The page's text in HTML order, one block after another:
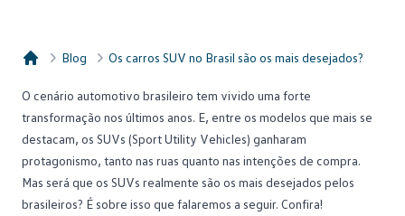
Blog Os carros SUV no Brasil são os mais desejados?
O cenário automotivo brasileiro tem vivido uma forte
transformação nos últimos anos. E, entre os modelos que mais se
destacam, os SUVs (Sport Utility Vehicles) ganharam
protagonismo, tanto nas ruas quanto nas intenções de compra.
Mas será que os SUVs realmente são os mais desejados pelos
brasileiros? É sobre isso que falaremos a seguir. Confira!